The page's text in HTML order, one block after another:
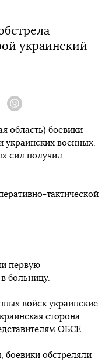
украинский
область) боевики
украинских военных.
сил получил
тактической
первую
больницу.
войск украинские
сторона
ОБСЕ.
боевики обстреляли